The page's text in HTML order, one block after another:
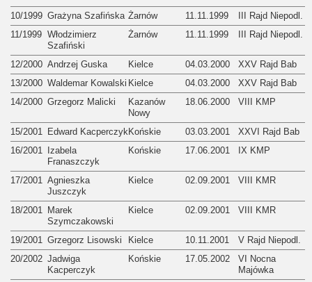
10/1999 Grażyna Szafińska Żarnów 11.11.1999
III Rajd Niepodl.
11/1999 Włodzimierz
Szafiński
Żarnów 11.11.1999 III Rajd Niepodl.
12/2000 Andrzej Guska Kielce 04.03.2000
XXV Rajd Bab
13/2000 Waldemar Kowalski Kielce 04.03.2000
XXV Rajd Bab
14/2000 Grzegorz Malicki
Kazanów
Nowy
18.06.2000 VIII KMP
15/2001 Edward Kacperczyk Końskie 03.03.2001
XXVI Rajd Bab
16/2001
Izabela
Franaszczyk
Końskie 17.06.2001 IX KMP
17/2001
Agnieszka
Juszczyk
Kielce 02.09.2001 VIII KMR
18/2001
Marek
Szymczakowski
Kielce 02.09.2001 VIII KMR
19/2001 Grzegorz Lisowski Kielce 10.11.2001
V Rajd Niepodl.
20/2002 Jadwiga
Kacperczyk
Końskie 17.05.2002
VI Nocna
Majówka